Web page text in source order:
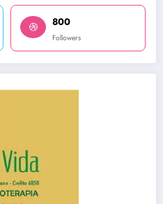
800
Followers